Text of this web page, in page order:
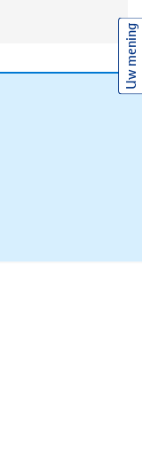
Uw mening